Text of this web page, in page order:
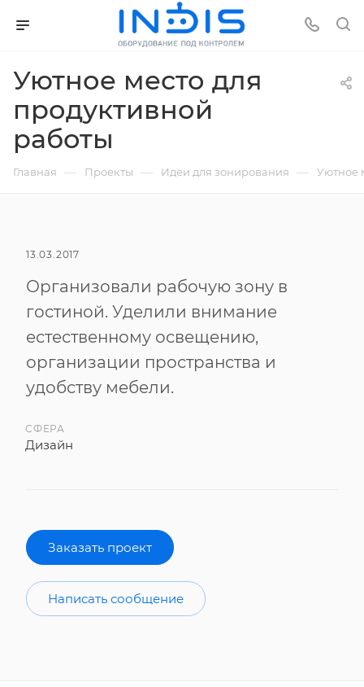
Уютное место для
продуктивной
работы
Главная — Проекты — Идеи для зонирования — Уютное
13.03.2017
Организовали рабочую зону в
гостиной. Уделили внимание
естественному освещению,
организации пространства и
удобству мебели.
СФЕРА
Дизайн
Заказать проект
Написать сообщение